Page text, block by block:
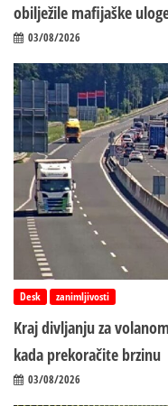
obilježile mafijaške
03/08/2026
Desk zanimljivosti
Kraj divljanju za
kada prekoračite brzinu
03/08/2026